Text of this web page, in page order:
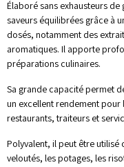
Élaboré sans exhausteurs
saveurs équilibrées grâce à
dosés, notamment des
aromatiques. Il apporte
préparations culinaires.
Sa grande capacité permet
un excellent rendement
restaurants, traiteurs et
Polyvalent, il peut être utilisé
veloutés, les potages, les